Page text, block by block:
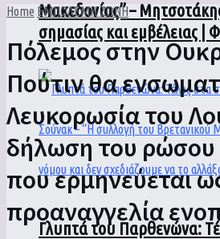
Μακεδονίας” –
σημασίας και εμβέλειας |
Γλυπτά του Παρθενώνα:
Home ΕΜΠΟΛΕΜΗ ΖΩΝΗ
Πόλεμος στην
Πούτιν θα
Λευκορωσία του
δήλωση του
που ερμηνεύεται
προαναγγελία